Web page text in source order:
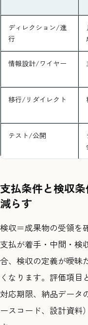
ディレクション/進
行
情報設計/ワイヤー
移行/リダイレクト
テスト/公開
支払条件と検収
減らす
検収＝成果物の受領を
支払が着手・中間・検
合、検収の定義が曖昧
くなります。評価項目
対応期限、納品データ
ースコード、設計資料